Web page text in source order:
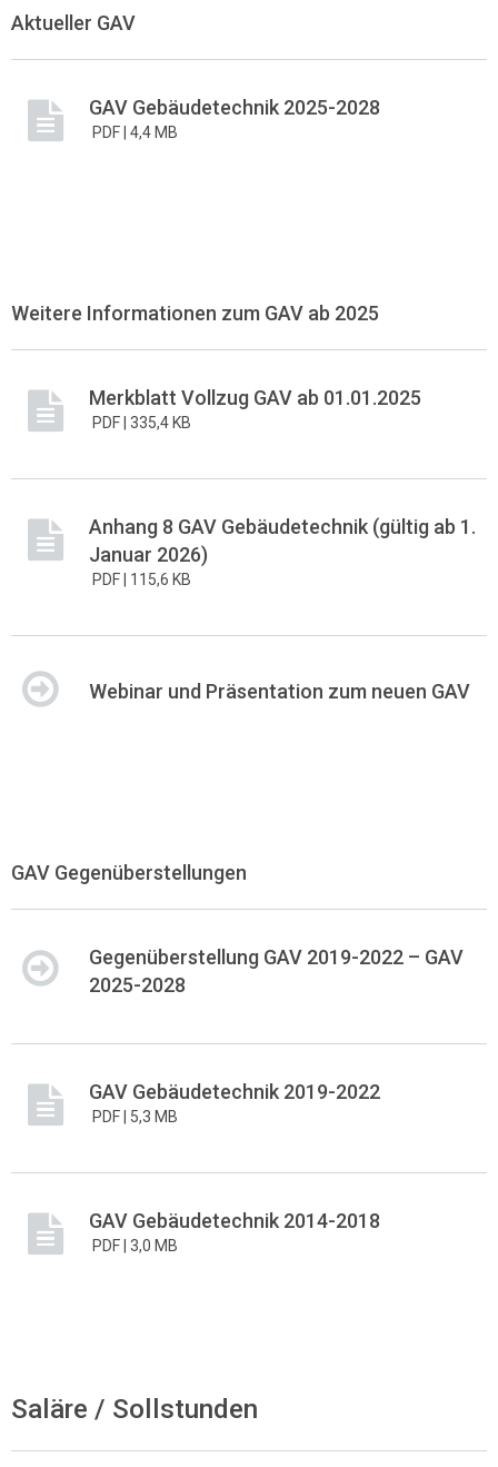
Aktueller GAV
GAV Gebäudetechnik 2025-2028
PDF | 4,4 MB
Weitere Informationen zum GAV ab 2025
Merkblatt Vollzug GAV ab 01.01.2025
PDF | 335,4 KB
Anhang 8 GAV Gebäudetechnik (gültig ab 1.
Januar 2026)
PDF | 115,6 KB
Webinar und Präsentation zum neuen GAV
GAV Gegenüberstellungen
Gegenüberstellung GAV 2019-2022 – GAV
2025-2028
GAV Gebäudetechnik 2019-2022
PDF | 5,3 MB
GAV Gebäudetechnik 2014-2018
PDF | 3,0 MB
Saläre / Sollstunden